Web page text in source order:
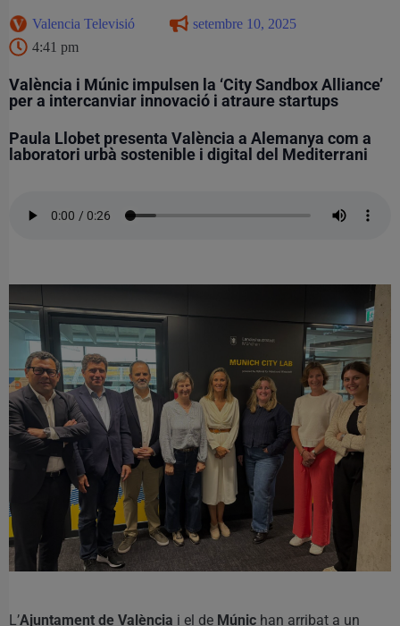
Valencia Televisió
setembre 10, 2025
4:41 pm
València i Múnic impulsen la ‘City Sandbox Alliance’
per a intercanviar innovació i atraure startups
Paula Llobet presenta València a Alemanya com a
laboratori urbà sostenible i digital del Mediterrani
L’Ajuntament de València i el de Múnic han arribat a un